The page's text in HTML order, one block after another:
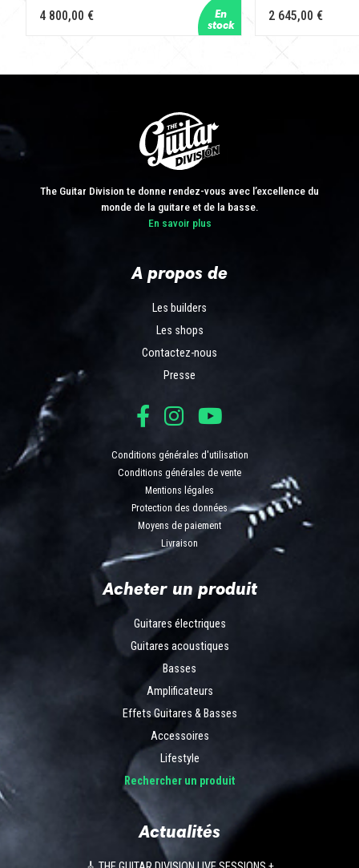
4 800,00 € 2 645,00 €
The Guitar Division te donne rendez-vous avec l’excellence du
monde de la guitare et de la basse.
En savoir plus
A propos de
Les builders
Les shops
Contactez-nous
Presse
Conditions générales d'utilisation
Conditions générales de vente
Mentions légales
Protection des données
Moyens de paiement
Livraison
Acheter un produit
Guitares électriques
Guitares acoustiques
Basses
Amplificateurs
Effets Guitares & Basses
Accessoires
Lifestyle
Rechercher un produit
Actualités